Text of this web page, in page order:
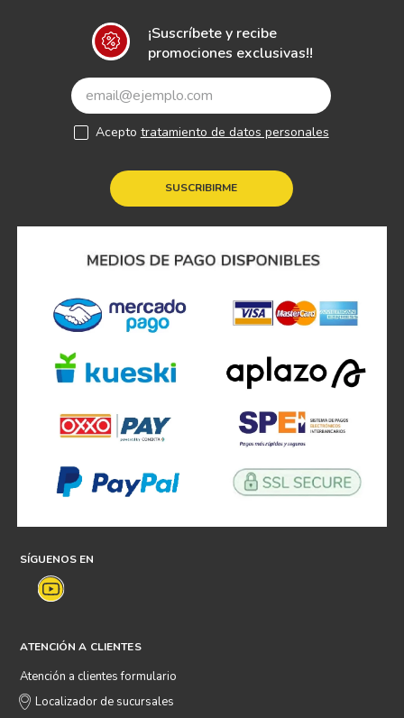
¡Suscríbete y recibe
promociones exclusivas!!
SUSCRIBIRME
Acepto tratamiento de datos personales
SÍGUENOS EN
ATENCIÓN A CLIENTES
Atención a clientes formulario
Localizador de sucursales